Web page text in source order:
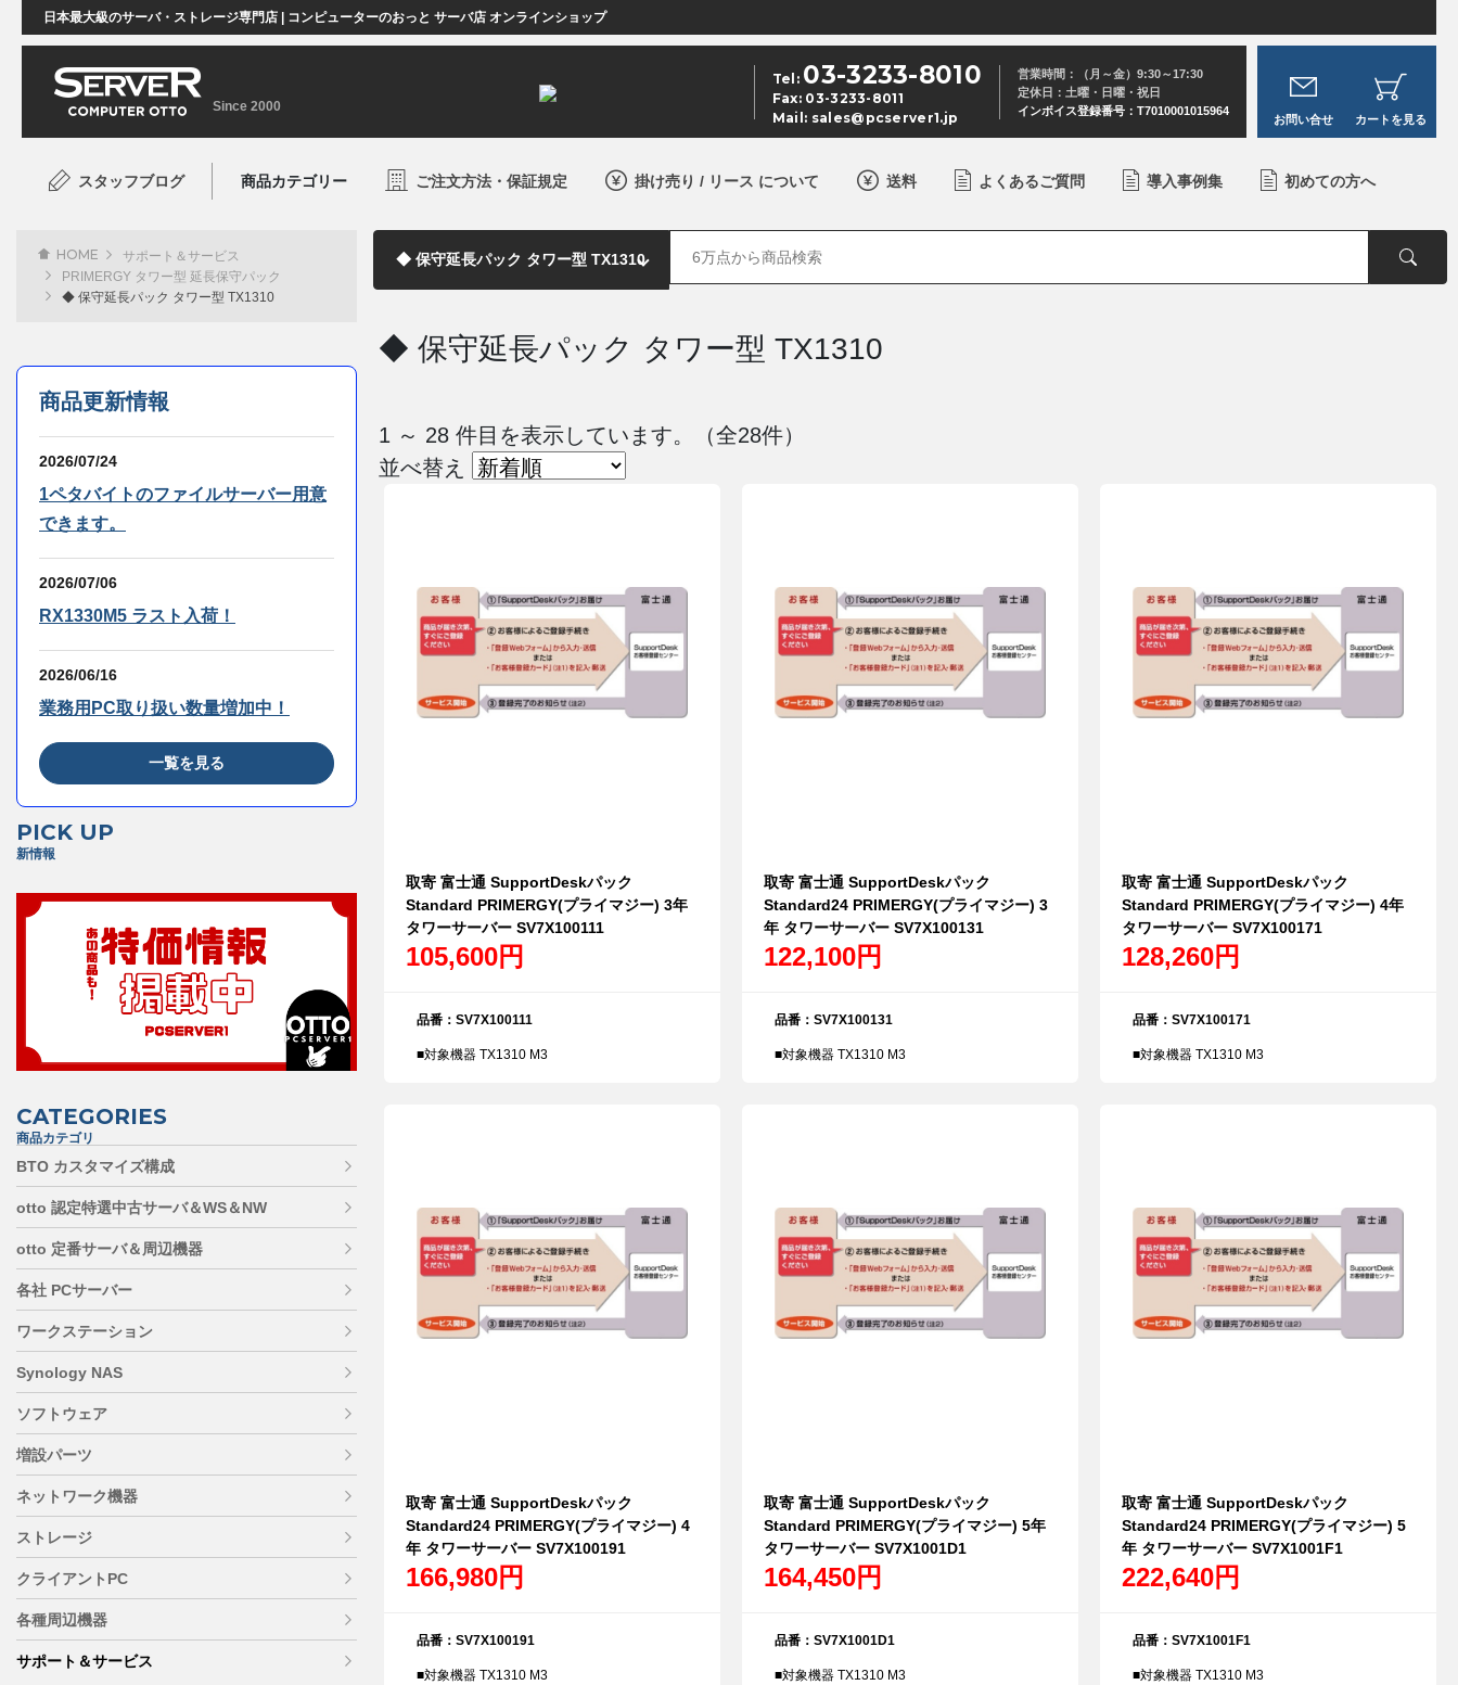
日本最大級のサーバ・ストレージ専門店 | コンピューターのおっと サーバ店 オンラインショップ
Since 2000
Tel: 03-3233-8010
Fax: 03-3233-8011
Mail: sales@pcserver1.jp
営業時間：（月～金）9:30～17:30
定休日：土曜・日曜・祝日
インボイス登録番号：T7010001015964
お問い合せ カートを見る
スタッフブログ 商品カテゴリー ご注文方法・保証規定 掛け売り / リース について 送料 よくあるご質問 導入事例集 初めての方へ
◆ 保守延長パック タワー型 TX1310
1 ～ 28 件目を表示しています。（全28件）
並べ替え
取寄 富士通 SupportDeskパック
Standard PRIMERGY(プライマジー) 3年
タワーサーバー SV7X100111
105,600円
品番：SV7X100111
■対象機器 TX1310 M3
取寄 富士通 SupportDeskパック
Standard24 PRIMERGY(プライマジー) 3
年 タワーサーバー SV7X100131
122,100円
品番：SV7X100131
■対象機器 TX1310 M3
取寄 富士通 SupportDeskパック
Standard PRIMERGY(プライマジー) 4年
タワーサーバー SV7X100171
128,260円
品番：SV7X100171
■対象機器 TX1310 M3
取寄 富士通 SupportDeskパック
Standard24 PRIMERGY(プライマジー) 4
年 タワーサーバー SV7X100191
166,980円
品番：SV7X100191
■対象機器 TX1310 M3
取寄 富士通 SupportDeskパック
Standard PRIMERGY(プライマジー) 5年
タワーサーバー SV7X1001D1
164,450円
品番：SV7X1001D1
■対象機器 TX1310 M3
取寄 富士通 SupportDeskパック
Standard24 PRIMERGY(プライマジー) 5
年 タワーサーバー SV7X1001F1
222,640円
品番：SV7X1001F1
■対象機器 TX1310 M3
HOME
サポート＆サービス
PRIMERGY タワー型 延長保守パック
◆ 保守延長パック タワー型 TX1310
商品更新情報
2026/07/24
1ペタバイトのファイルサーバー用意
できます。
2026/07/06
RX1330M5 ラスト入荷！
2026/06/16
業務用PC取り扱い数量増加中！
一覧を見る
PICK UP
新情報
CATEGORIES
商品カテゴリ
BTO カスタマイズ構成
otto 認定特選中古サーバ＆WS＆NW
otto 定番サーバ＆周辺機器
各社 PCサーバー
ワークステーション
Synology NAS
ソフトウェア
増設パーツ
ネットワーク機器
ストレージ
クライアントPC
各種周辺機器
サポート＆サービス